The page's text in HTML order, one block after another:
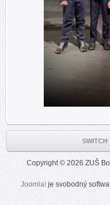
SWITCH
Copyright © 2026 ZUŠ
Joomla!je svobodný